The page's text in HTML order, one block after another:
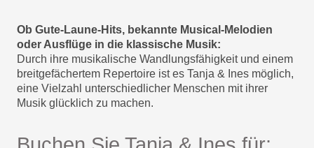
Ob Gute-Laune-Hits, bekannte Musical-Melodien
oder Ausflüge in die klassische Musik:
Durch ihre musikalische Wandlungsfähigkeit und einem
breitgefächertem Repertoire ist es Tanja & Ines möglich,
eine Vielzahl unterschiedlicher Menschen mit ihrer
Musik glücklich zu machen.